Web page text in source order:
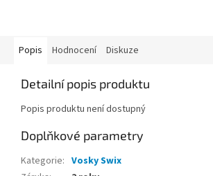
Popis Hodnocení Diskuze
Detailní popis produktu
Popis produktu není dostupný
Doplňkové parametry
Kategorie: Vosky Swix